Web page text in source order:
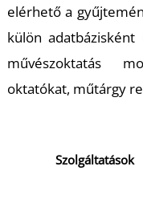
elérhető a
külön
művészoktatás
oktatókat, műtárgy
Szolgáltatások